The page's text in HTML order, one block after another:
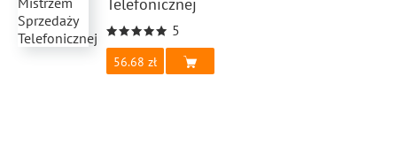
Telefonicznej
5
56.68